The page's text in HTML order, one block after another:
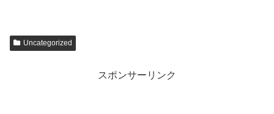
Uncategorized
スポンサーリンク